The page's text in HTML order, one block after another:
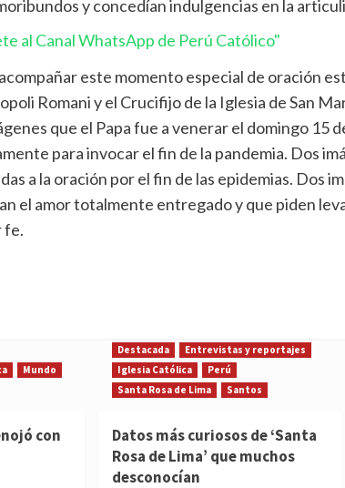
y concedían indulgencias en la
al Canal WhatsApp de Perú Católico"
este momento especial de oración
Romani y el Crucifijo de la Iglesia de San
que el Papa fue a venerar el domingo 15
para invocar el fin de la pandemia. Dos
a la oración por el fin de las epidemias. Dos
el amor totalmente entregado y que piden
fe.
Mundo
con
Destacada
Entrevistas y reportajes
Iglesia Católica
Perú
Santa Rosa de Lima
Santos
Datos más curiosos de ‘Santa
Rosa de Lima’ que muchos
desconocían